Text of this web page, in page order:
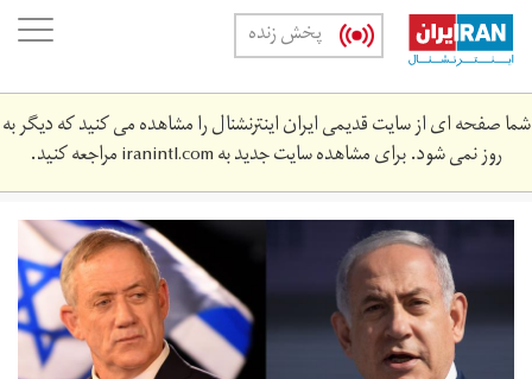
Skip
main
content
پخش زنده
شما صفحه ای از سایت قدیمی ایران اینترنشنال را مشاهده می کنید که دیگر به
روز نمی شود. برای مشاهده سایت جدید بهiranintl.comمراجعه کنید.
نتانیاهو
و
گانتز